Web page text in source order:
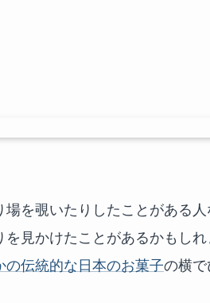
を覗いたりしたことがある人
見かけたことがあるかもしれ
の伝統的な日本のお菓子の横で